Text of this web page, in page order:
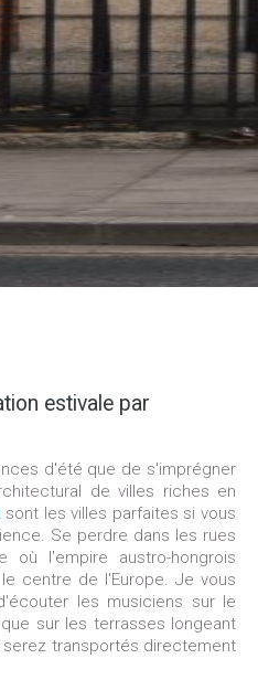
estivale par
d'été que de s'imprégner
de villes riches en
sont les villes parfaites si vous
Se perdre dans les rues
où l'empire austro-hongrois
centre de l'Europe. Je vous
les musiciens sur le
sur les terrasses longeant
serez transportés directement